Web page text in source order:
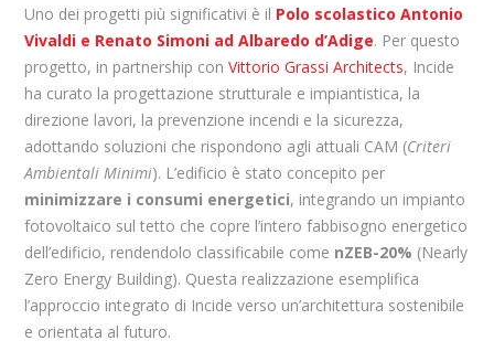
Uno dei progetti più significativi è il Polo scolastico Antonio
Vivaldi e Renato Simoni ad Albaredo d’Adige. Per questo
progetto, in partnership conVittorio Grassi Architects, Incide
ha curato la progettazione strutturale e impiantistica, la
direzione lavori, la prevenzione incendi e la sicurezza,
adottando soluzioni che rispondono agli attuali CAM (Criteri
Ambientali Minimi). L’edificio è stato concepito per
minimizzare i consumi energetici, integrando un impianto
fotovoltaico sul tetto che copre l’intero fabbisogno energetico
dell’edificio, rendendolo classificabile come nZEB-20% (Nearly
Zero Energy Building). Questa realizzazione esemplifica
l’approccio integrato di Incide verso un’architettura sostenibile
e orientata al futuro.